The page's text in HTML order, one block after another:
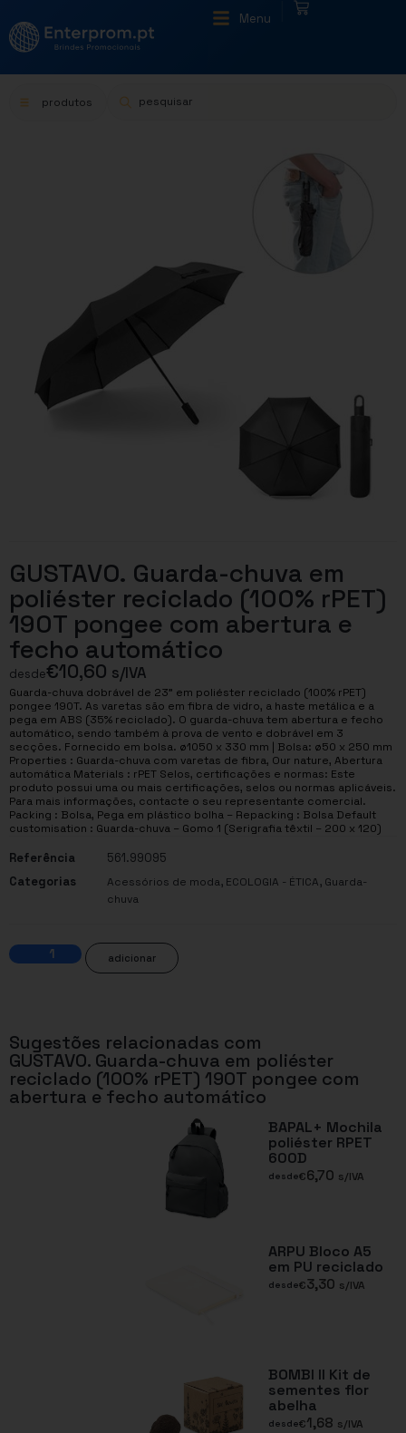
Menu
produtos
GUSTAVO. Guarda-chuva em
poliéster reciclado (100% rPET)
190T pongee com abertura e
fecho automático
desde€10,60 s/IVA
Guarda-chuva dobrável de 23” em poliéster reciclado (100% rPET)
pongee 190T. As varetas são em fibra de vidro, a haste metálica e a
pega em ABS (35% reciclado). O guarda-chuva tem abertura e fecho
automático, sendo também à prova de vento e dobrável em 3
secções. Fornecido em bolsa. ø1050 x 330 mm | Bolsa: ø50 x 250 mm
Properties : Guarda-chuva com varetas de fibra, Our nature, Abertura
automática Materials : rPET Selos, certificações e normas: Este
produto possui uma ou mais certificações, selos ou normas aplicáveis.
Para mais informações, contacte o seu representante comercial.
Packing : Bolsa, Pega em plástico bolha – Repacking : Bolsa Default
customisation : Guarda-chuva – Gomo 1 (Serigrafia têxtil – 200 x 120)
Referência
561.99095
Categorias
Acessórios de moda, ECOLOGIA - ÉTICA, Guarda-
chuva
adicionar
Sugestões relacionadas com
GUSTAVO. Guarda-chuva em poliéster
reciclado (100% rPET) 190T pongee com
abertura e fecho automático
BAPAL+ Mochila
poliéster RPET
600D
desde€6,70 s/IVA
ARPU Bloco A5
em PU reciclado
desde€3,30 s/IVA
BOMBI II Kit de
sementes flor
abelha
desde€1,68 s/IVA